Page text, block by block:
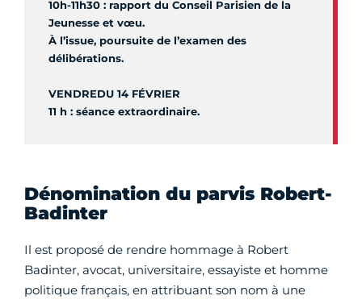
10h-11h30 : rapport du Conseil Parisien de la
Jeunesse et vœu.
À l’issue, poursuite de l’examen des
délibérations.
VENDREDU 14 FÉVRIER
11 h : séance extraordinaire.
Dénomination du parvis Robert-
Badinter
Il est proposé de rendre hommage à Robert
Badinter, avocat, universitaire, essayiste et homme
politique français, en attribuant son nom à une